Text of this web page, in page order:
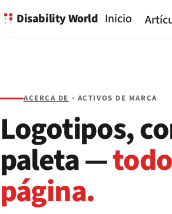
Disability World Inicio
ACERCA DE · ACTIVOS DE MARCA
Logotipos,
paleta —
página.